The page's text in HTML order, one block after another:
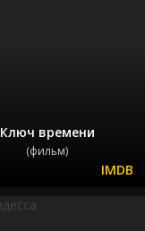
Ключ времени
(фильм)